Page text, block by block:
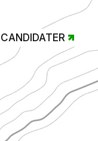
CANDIDATER